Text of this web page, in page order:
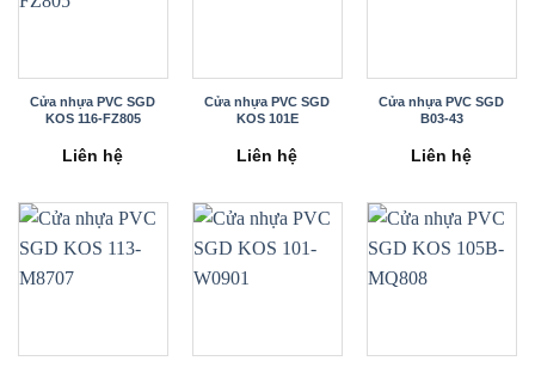
Cửa nhựa PVC SGD
KOS 116-FZ805
Liên hệ
Cửa nhựa PVC SGD
KOS 101E
Liên hệ
Cửa nhựa PVC SGD
B03-43
Liên hệ